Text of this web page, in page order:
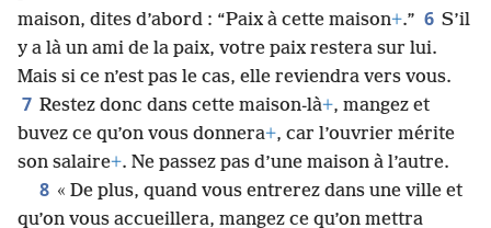
maison, dites d’abord : “Paix à cette maison+.” 6 S’il
y a là un ami de la paix, votre paix restera sur lui.
Mais si ce n’est pas le cas, elle reviendra vers vous.
7 Restez donc dans cette maison-là+, mangez et
buvez ce qu’on vous donnera+, car l’ouvrier mérite
son salaire+. Ne passez pas d’une maison à l’autre.
8 « De plus, quand vous entrerez dans une ville et
qu’on vous accueillera, mangez ce qu’on mettra